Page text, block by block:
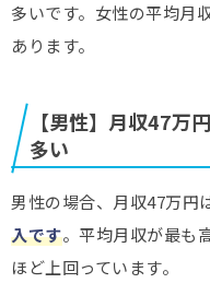
多いです。女性の平均月
あります。
【男性】月収47万
多い
男性の場合、月収47万円
入です。平均月収が最も
ほど上回っています。